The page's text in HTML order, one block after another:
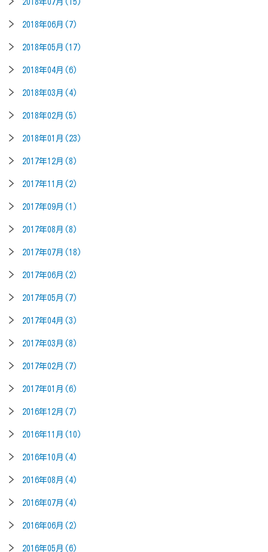
2018年07月(15)
2018年06月(7)
2018年05月(17)
2018年04月(6)
2018年03月(4)
2018年02月(5)
2018年01月(23)
2017年12月(8)
2017年11月(2)
2017年09月(1)
2017年08月(8)
2017年07月(18)
2017年06月(2)
2017年05月(7)
2017年04月(3)
2017年03月(8)
2017年02月(7)
2017年01月(6)
2016年12月(7)
2016年11月(10)
2016年10月(4)
2016年08月(4)
2016年07月(4)
2016年06月(2)
2016年05月(6)